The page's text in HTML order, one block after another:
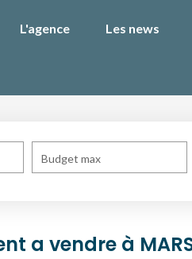
L'agence Les news
Budget max
a vendre à